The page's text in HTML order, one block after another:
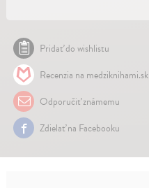
Pridať do wishlistu
Recenzia na medziknihami.sk
Odporučiť známemu
Zdielať na Facebooku